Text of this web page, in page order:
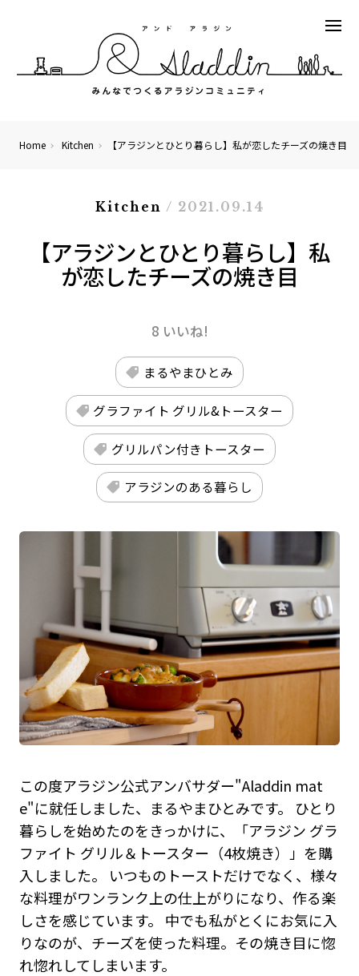
Home Kitchen 【アラジンとひとり暮らし】私が恋したチーズの焼き目
Kitchen / 2021.09.14
【アラジンとひとり暮らし】私
が恋したチーズの焼き目
8 いいね!
まるやまひとみ
グラファイト グリル&トースター
グリルパン付きトースター
アラジンのある暮らし
この度アラジン公式アンバサダー"Aladdin mat
e"に就任しました、まるやまひとみです。 ひとり
暮らしを始めたのをきっかけに、「アラジン グラ
ファイト グリル＆トースター（4枚焼き）」を購
入しました。 いつものトーストだけでなく、様々
な料理がワンランク上の仕上がりになり、作る楽
しさを感じています。 中でも私がとくにお気に入
りなのが、チーズを使った料理。その焼き目に惚
れ惚れしてしまいます。